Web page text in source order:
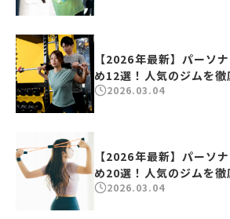
【2026年最新】パーソ
め12選！人気のジムを徹
2026.03.04
【2026年最新】パーソ
め20選！人気のジムを徹
2026.03.04